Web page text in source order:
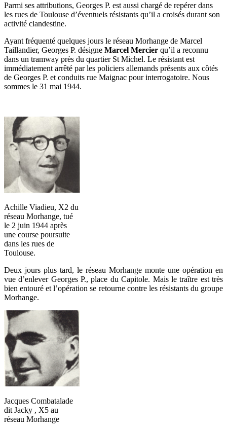
Parmi ses attributions, Georges P. est aussi chargé de repérer dans
les rues de Toulouse d’éventuels résistants qu’il a croisés durant son
activité clandestine.
Ayant fréquenté quelques jours le réseau Morhange de Marcel
Taillandier, Georges P. désigne Marcel Mercier qu’il a reconnu
dans un tramway près du quartier St Michel. Le résistant est
immédiatement arrêté par les policiers allemands présents aux côtés
de Georges P. et conduits rue Maignac pour interrogatoire. Nous
sommes le 31 mai 1944.
Achille Viadieu, X2 du
réseau Morhange, tué
le 2 juin 1944 après
une course poursuite
dans les rues de
Toulouse.
Deux jours plus tard, le réseau Morhange monte une opération en
vue d’enlever Georges P., place du Capitole. Mais le traître est très
bien entouré et l’opération se retourne contre les résistants du groupe
Morhange.
Jacques Combatalade
dit Jacky , X5 au
réseau Morhange